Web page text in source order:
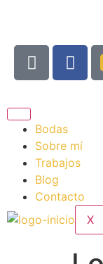
Bodas
Sobre mí
Trabajos
Blog
Contacto
X